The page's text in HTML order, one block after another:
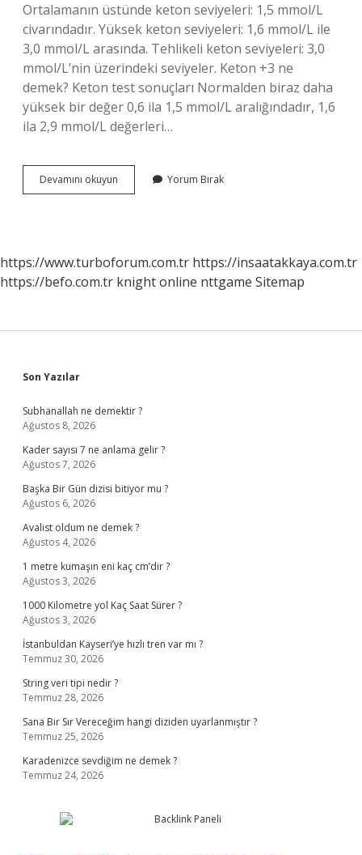
Ortalamanın üstünde keton seviyeleri: 1,5 mmol/L
civarındadır. Yüksek keton seviyeleri: 1,6 mmol/L ile
3,0 mmol/L arasında. Tehlikeli keton seviyeleri: 3,0
mmol/L’nin üzerindeki seviyeler. Keton +3 ne
demek? Keton test sonuçları Normalden biraz daha
yüksek bir değer 0,6 ila 1,5 mmol/L aralığındadır, 1,6
ila 2,9 mmol/L değerleri…
Devamını okuyun
2
Yorum Bırak
https://www.turboforum.com.tr https://insaatakkaya.com.tr
https://befo.com.tr knight online nttgame Sitemap
Sidebar
Son Yazılar
Subhanallah ne demektir ?
Ağustos 8, 2026
Kader sayısı 7 ne anlama gelir ?
Ağustos 7, 2026
Başka Bir Gün dizisi bitiyor mu ?
Ağustos 6, 2026
Avalist oldum ne demek ?
Ağustos 4, 2026
1 metre kumaşın eni kaç cm’dir ?
Ağustos 3, 2026
1000 Kilometre yol Kaç Saat Sürer ?
Ağustos 3, 2026
İstanbuldan Kayseri’ye hızlı tren var mı ?
Temmuz 30, 2026
String veri tipi nedir ?
Temmuz 28, 2026
Sana Bir Sır Vereceğim hangi diziden uyarlanmıştır ?
Temmuz 25, 2026
Karadenizce sevdiğim ne demek ?
Temmuz 24, 2026